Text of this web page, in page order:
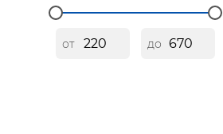
от до